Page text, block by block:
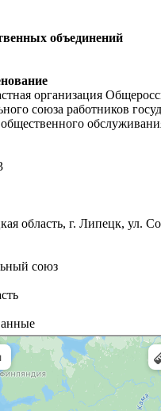
объединений
организация
союза работников
область, г. Липецк, ул.
союз